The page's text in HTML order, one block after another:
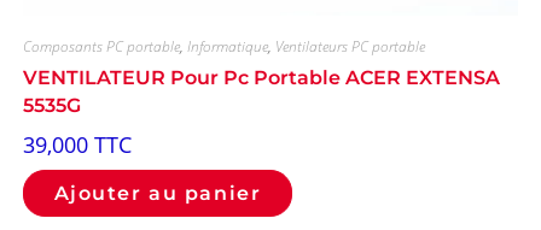
Composants PC portable, Informatique, Ventilateurs PC portable
VENTILATEUR Pour Pc Portable ACER EXTENSA
5535G
39,000 TTC
Ajouter au panier